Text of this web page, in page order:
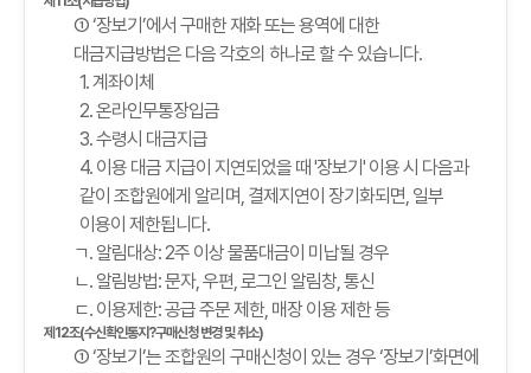
① ‘장보기’에서 구매한 재화 또는 용역에 대한
대금지급방법은 다음 각호의 하나로 할 수 있습니다.
1. 계좌이체
2. 온라인무통장입금
3. 수령시 대금지급
4. 이용 대금 지급이 지연되었을 때 '장보기' 이용 시 다음과
같이 조합원에게 알리며, 결제지연이 장기화되면, 일부
이용이 제한됩니다.
ㄱ. 알림대상: 2주 이상 물품대금이 미납될 경우
ㄴ. 알림방법: 문자, 우편, 로그인 알림창, 통신
ㄷ. 이용제한: 공급 주문 제한, 매장 이용 제한 등
제12조(수신확인통지?구매신청 변경 및 취소)
① ‘장보기’는 조합원의 구매신청이 있는 경우 ‘장보기’화면에